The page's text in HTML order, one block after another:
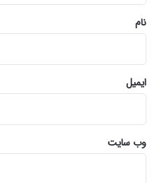
نام
ایمیل
وب‌ سایت